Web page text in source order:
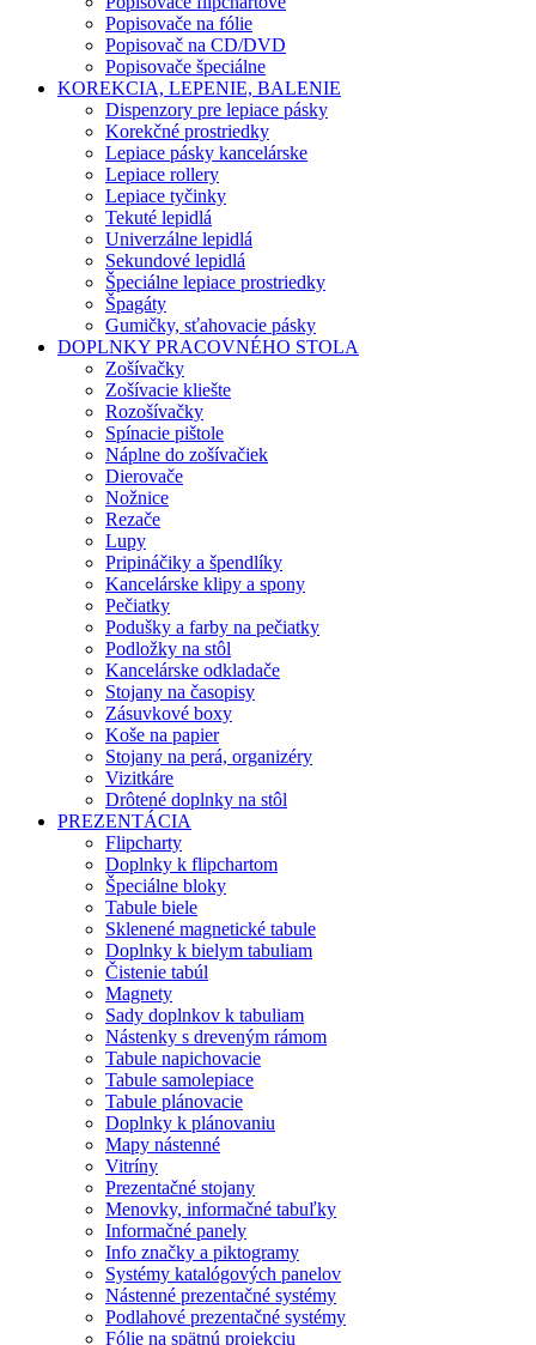
Popisovače na fólie
Popisovač na CD/DVD
Popisovače špeciálne
KOREKCIA, LEPENIE, BALENIE
Dispenzory pre lepiace pásky
Korekčné prostriedky
Lepiace pásky kancelárske
Lepiace rollery
Lepiace tyčinky
Tekuté lepidlá
Univerzálne lepidlá
Sekundové lepidlá
Špeciálne lepiace prostriedky
Špagáty
Gumičky, sťahovacie pásky
DOPLNKY PRACOVNÉHO STOLA
Zošívačky
Zošívacie kliešte
Rozošívačky
Spínacie pištole
Náplne do zošívačiek
Dierovače
Nožnice
Rezače
Lupy
Pripináčiky a špendlíky
Kancelárske klipy a spony
Pečiatky
Podušky a farby na pečiatky
Podložky na stôl
Kancelárske odkladače
Stojany na časopisy
Zásuvkové boxy
Koše na papier
Stojany na perá, organizéry
Vizitkáre
Drôtené doplnky na stôl
PREZENTÁCIA
Flipcharty
Doplnky k flipchartom
Špeciálne bloky
Tabule biele
Sklenené magnetické tabule
Doplnky k bielym tabuliam
Čistenie tabúl
Magnety
Sady doplnkov k tabuliam
Nástenky s dreveným rámom
Tabule napichovacie
Tabule samolepiace
Tabule plánovacie
Doplnky k plánovaniu
Mapy nástenné
Vitríny
Prezentačné stojany
Menovky, informačné tabuľky
Informačné panely
Info značky a piktogramy
Systémy katalógových panelov
Nástenné prezentačné systémy
Podlahové prezentačné systémy
Fólie na spätnú projekciu